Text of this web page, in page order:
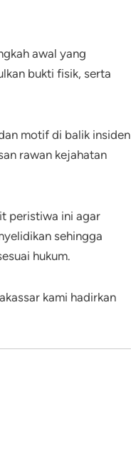
awal yang
bukti fisik, serta
motif di balik insiden
rawan kejahatan
peristiwa ini agar
sehingga
hukum.
kami hadirkan